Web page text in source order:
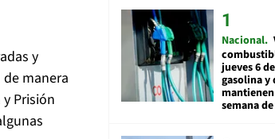
y
manera
Prisión
Nacional
jueves 6
gasolina y
semana